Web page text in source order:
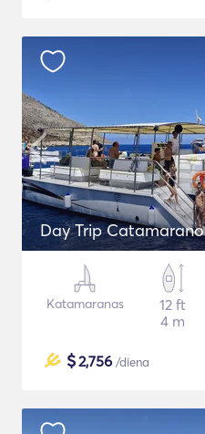
Day Trip Catamarano
Katamaranas
12 ft
4 m
$2,756 /diena